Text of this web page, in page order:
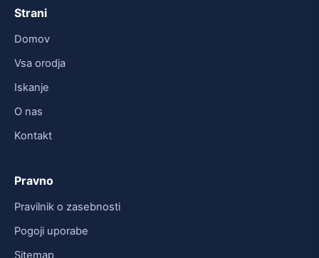
Strani
Domov
Vsa orodja
Iskanje
O nas
Kontakt
Pravno
Pravilnik o zasebnosti
Pogoji uporabe
Sitemap